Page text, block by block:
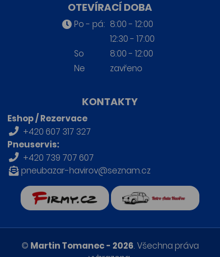
OTEVÍRACÍ DOBA
Po - pá: 8:00 - 12:00
12:30 - 17:00
So
8:00 - 12:00
Ne
zavřeno
KONTAKTY
Eshop / Rezervace
+420 607 317 327
Pneuservis:
+420 739 707 607
pneubazar-havirov@seznam.cz
Retro auta Havířov
© Martin Tomanec - 2026. Všechna práva